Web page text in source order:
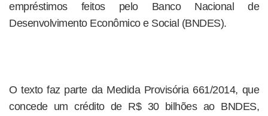
empréstimos feitos pelo Banco Nacional de
Desenvolvimento Econômico e Social (BNDES).
O texto faz parte da Medida Provisória 661/2014, que
concede um crédito de R$ 30 bilhões ao BNDES,